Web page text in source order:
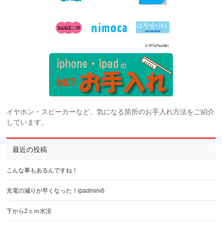
イヤホン・スピーカーなど、気になる箇所のお手入れ方法をご紹介
しています。
最近の投稿
こんな事もあるんですね！
充電の減りが早くなった！ipadmini6
下から2ｃｍ水没